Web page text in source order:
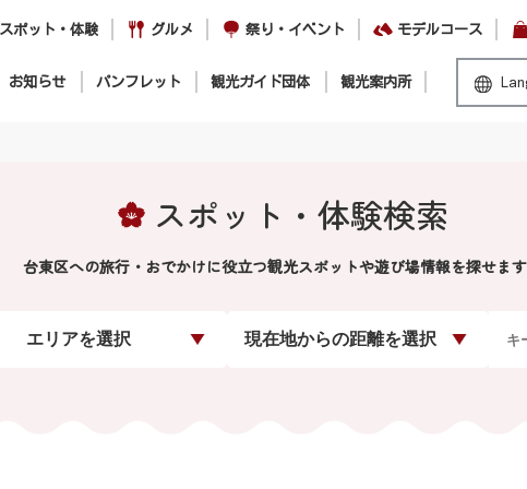
スポット・体験 グルメ 祭り・イベント モデルコース
お知らせ パンフレット 観光ガイド団体 観光案内所
スポット・体験検索
台東区への旅行・おでかけに役立つ観光スポットや遊び場情報を探せま
エリアを選択 現在地からの距離を選択